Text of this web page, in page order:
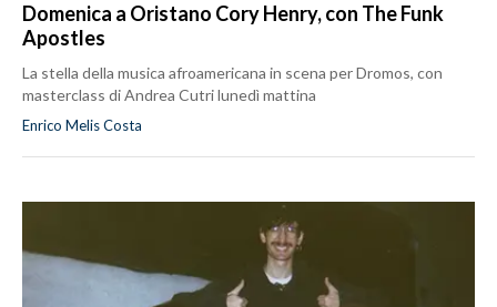
Domenica a Oristano Cory Henry, con The Funk
Apostles
La stella della musica afroamericana in scena per Dromos, con
masterclass di Andrea Cutri lunedì mattina
Enrico Melis Costa